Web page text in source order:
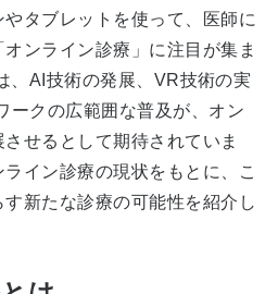
タブレットを使って、医師に
ンライン診療」に注目が集ま
、AI技術の発展、VR技術の実
ークの広範囲な普及が、オン
せるとして期待されていま
イン診療の現状をもとに、こ
新たな診療の可能性を紹介し